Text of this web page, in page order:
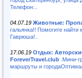
Телефон:..
04.07.19 Животные:
гальянка!! Помогите найти
Гаврюша!..
17.06.19 Отдых:
ForeverTravel.club .Мини-
маршруты и